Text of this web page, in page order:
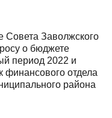
Совета Заволжского
о бюджете
период 2022 и
финансового отдела
района